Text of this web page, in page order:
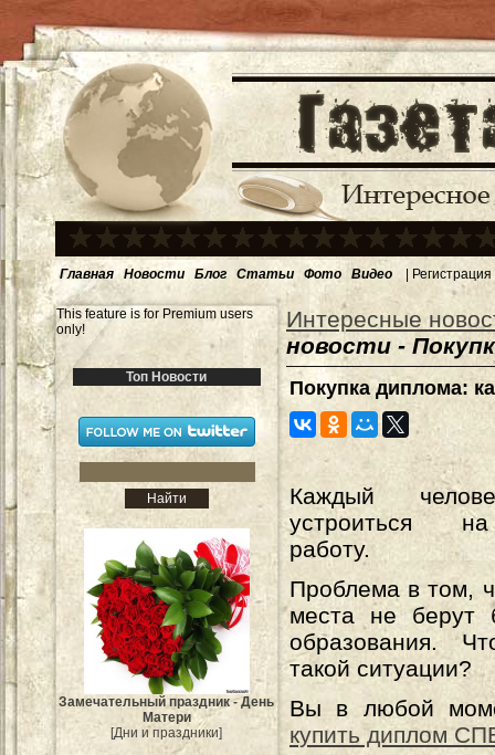
Главная Новости Блог Статьи Фото Видео | Регистрация
This feature is for Premium users
only!
Топ Новости
Замечательный праздник - День
Матери
[Дни и праздники]
Интересные
новости -
Покупка диплома:
Каждый
устроиться
работу.
Проблема в том,
места не берут
образования.
такой ситуации?
Вы в любой
купить диплом